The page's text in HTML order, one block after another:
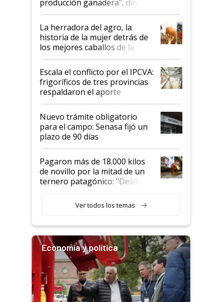
producción ganadera", destaca
la iniciativa que ya reúne a 46
establecimientos en Argentina
La herradora del agro, la
historia de la mujer detrás de
los mejores caballos de la
Argentina y los mitos que
todavía hacen sufrir a estos
animales: "Mientras me
descalificaban, yo seguí
haciendo currículum"
Escala el conflicto por el IPCVA:
frigoríficos de tres provincias
respaldaron el aporte
obligatorio
Nuevo trámite obligatorio
para el campo: Senasa fijó un
plazo de 90 días
Pagaron más de 18.000 kilos
de novillo por la mitad de un
ternero patagónico: "Desde
llamar la atención"
Ver todos los temas
Economía y política